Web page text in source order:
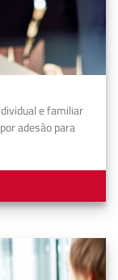
e familiar
adesão para